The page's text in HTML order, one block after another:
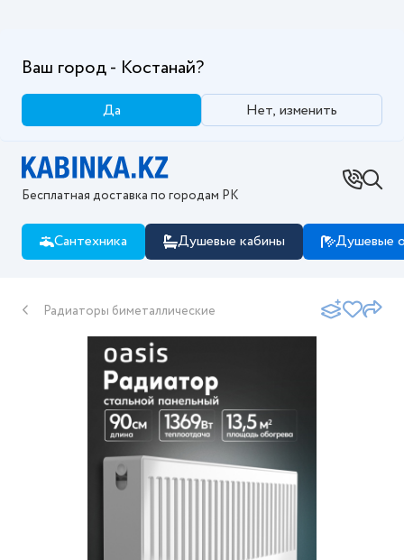
Ваш город - Костанай?
Да Нет, изменить
Бесплатная доставка по городам РК
Сантехника Душевые кабины Душевые
Радиаторы биметаллические